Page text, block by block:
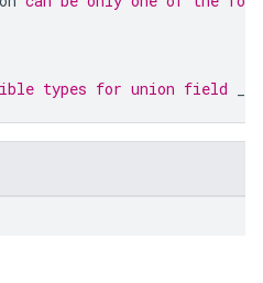
types for union field